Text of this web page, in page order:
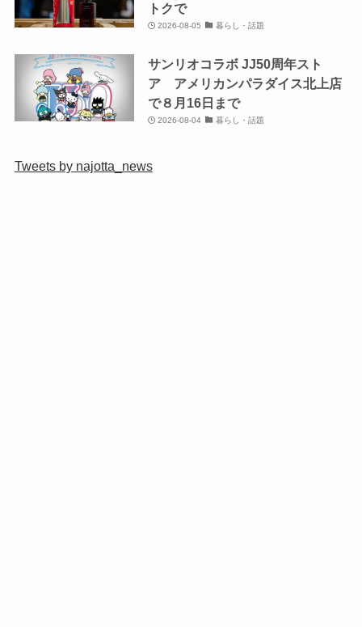
トクで
2026-08-05 暮らし・話題
サンリオコラボ JJ50周年スト
ア アメリカンパラダイス北上店
で８月16日まで
2026-08-04 暮らし・話題
Tweets by najotta_news